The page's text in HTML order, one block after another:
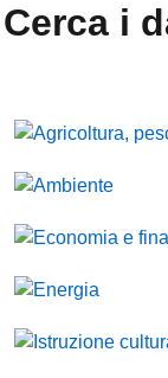
Cerca i